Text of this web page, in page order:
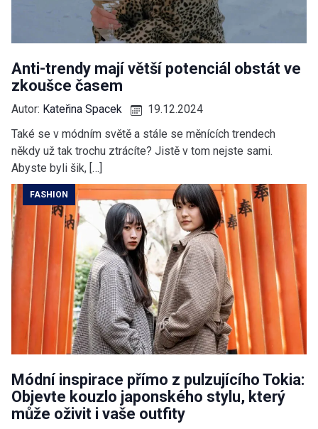
Anti-trendy mají větší potenciál obstát ve
zkoušce časem
Autor: Kateřina Spacek
19.12.2024
Také se v módním světě a stále se měnících trendech
někdy už tak trochu ztrácíte? Jistě v tom nejste sami.
Abyste byli šik, […]
FASHION
Módní inspirace přímo z pulzujícího Tokia:
Objevte kouzlo japonského stylu, který
může oživit i vaše outfity